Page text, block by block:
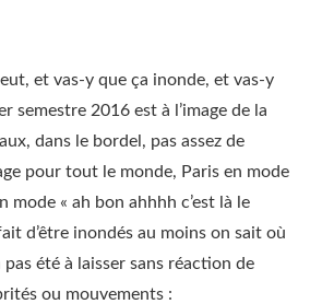
et vas-y que ça inonde, et vas-y
semestre 2016 est à l’image de la
dans le bordel, pas assez de
pour tout le monde, Paris en mode
mode « ah bon ahhhh c’est là le
d’être inondés au moins on sait où
pas été à laisser sans réaction de
ou mouvements :